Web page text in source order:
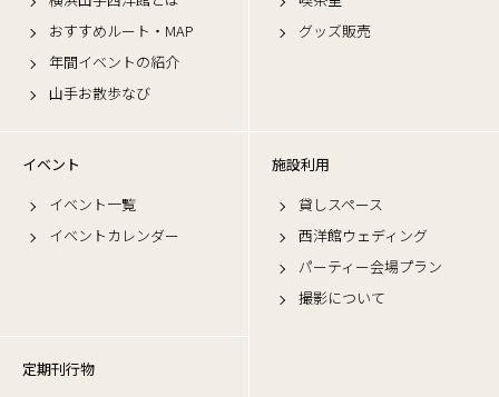
おすすめルート・MAP
年間イベントの紹介
山手お散歩なび
グッズ販売
イベント
イベント一覧
イベントカレンダー
施設利用
貸しスペース
西洋館ウェディング
パーティー会場プラン
撮影について
定期刊行物